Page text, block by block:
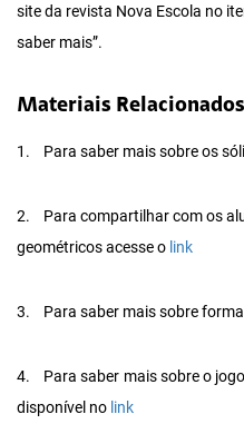
site da revista Nova Escola no
saber mais”.
Materiais Relacionados
1. Para saber mais sobre os
2.
Para compartilhar com os
geométricos acesse o link
3. Para saber mais sobre
4.
Para saber mais sobre o
disponível no link